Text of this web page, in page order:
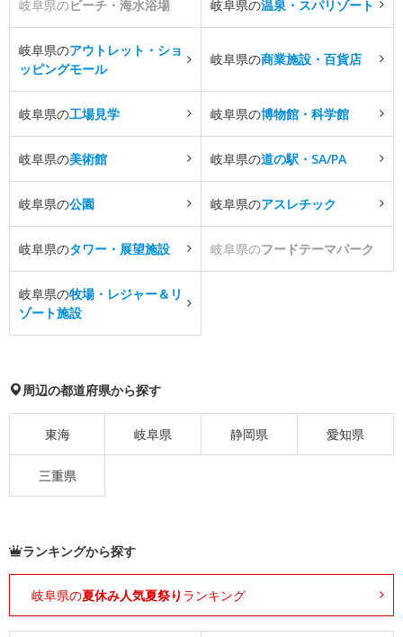
岐阜県のビーチ・海水浴場 岐阜県の温泉・スパリゾート
岐阜県のアウトレット・ショ
ッピングモール
岐阜県の商業施設・百貨店
岐阜県の工場見学 岐阜県の博物館・科学館
岐阜県の美術館 岐阜県の道の駅・SA/PA
岐阜県の公園 岐阜県のアスレチック
岐阜県のタワー・展望施設 岐阜県のフードテーマパーク
岐阜県の牧場・レジャー＆リ
ゾート施設
周辺の都道府県から探す
東海 岐阜県 静岡県 愛知県
三重県
ランキングから探す
岐阜県の夏休み人気夏祭り ランキング